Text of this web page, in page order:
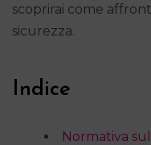
scoprirai come
sicurezza.
Indice
Normativa